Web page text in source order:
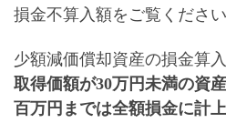
損金不算入額をご覧ください
少額減価償却資産の損金算入
取得価額が30万円未満の資
百万円までは全額損金に計